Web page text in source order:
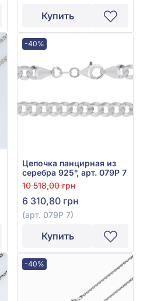
Купить
-40%
Цепочка панцирная из
серебра 925°, арт. 079Р 7
10 518,00 грн
6 310,80 грн
(арт. 079Р 7)
Купить
-40%